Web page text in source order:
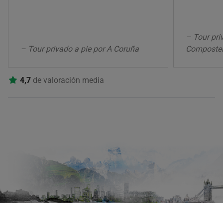
– Tour privado a pie por A Coruña
– Tour
4,7 de valoración media